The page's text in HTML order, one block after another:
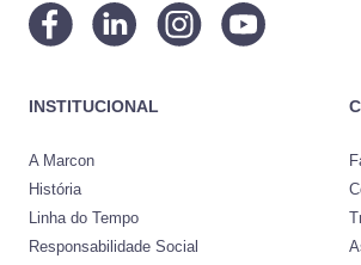
INSTITUCIONAL
A Marcon
História
Linha do Tempo
Responsabilidade Social